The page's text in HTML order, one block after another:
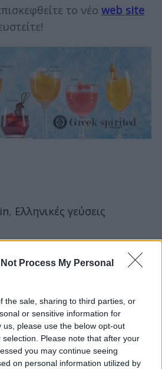
Not Process My Personal
the sale, sharing to third parties, or
or sensitive information for
please use the below opt-out
Please note that after your
you may continue seeing
on personal information utilized by
το νέο web site
, Ελληνικές γεύσεις